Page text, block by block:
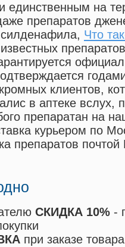
на
препаратов
, Что
препаратов
клиентов,
в аптеке вслух,
препаратан на
курьером по
препаратов
СКИДКА 10% -
при заказе